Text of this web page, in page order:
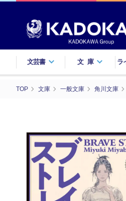
文芸書 文庫 ラ
TOP 文庫 一般文庫 角川文庫